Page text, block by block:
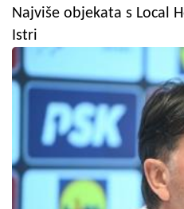
Najviše objekata s Local
Istri